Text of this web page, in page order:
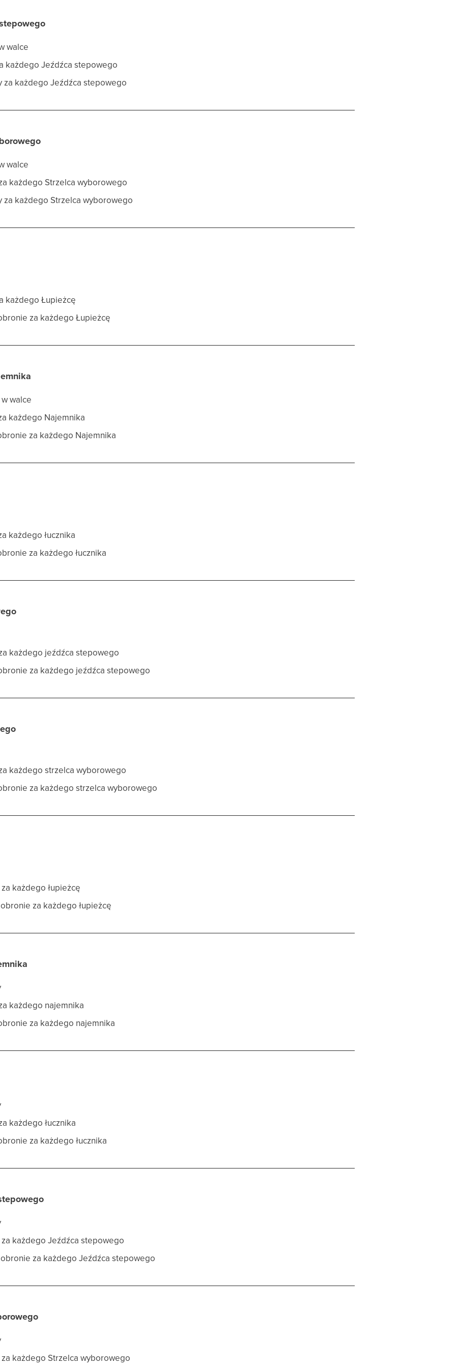
walce
każdego Jeźdźca stepowego
za każdego Jeźdźca stepowego
walce
każdego Strzelca wyborowego
za każdego Strzelca wyborowego
każdego Łupieżcę
za każdego Łupieżcę
w walce
każdego Najemnika
za każdego Najemnika
każdego łucznika
za każdego łucznika
każdego jeźdźca stepowego
za każdego jeźdźca stepowego
każdego strzelca wyborowego
za każdego strzelca wyborowego
każdego łupieżcę
za każdego łupieżcę
każdego najemnika
za każdego najemnika
każdego łucznika
za każdego łucznika
za każdego Jeźdźca stepowego
obronie za każdego Jeźdźca stepowego
za każdego Strzelca wyborowego